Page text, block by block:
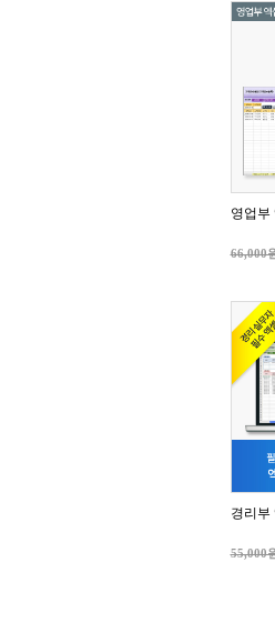
영업부
66,000
경리부
55,000